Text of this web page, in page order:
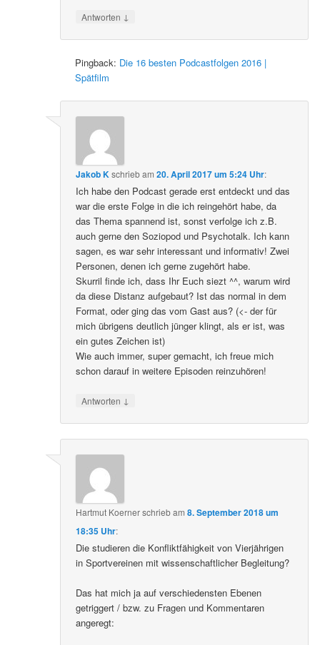
Antworten ↓
Pingback: Die 16 besten Podcastfolgen 2016 |
Spätfilm
Jakob Kschriebam20. April 2017 um 5:24 Uhr:
Ich habe den Podcast gerade erst entdeckt und das
war die erste Folge in die ich reingehört habe, da
das Thema spannend ist, sonst verfolge ich z.B.
auch gerne den Soziopod und Psychotalk. Ich kann
sagen, es war sehr interessant und informativ! Zwei
Personen, denen ich gerne zugehört habe.
Skurril finde ich, dass Ihr Euch siezt ^^, warum wird
da diese Distanz aufgebaut? Ist das normal in dem
Format, oder ging das vom Gast aus? (<- der für
mich übrigens deutlich jünger klingt, als er ist, was
ein gutes Zeichen ist)
Wie auch immer, super gemacht, ich freue mich
schon darauf in weitere Episoden reinzuhören!
Antworten ↓
Hartmut Koernerschriebam8. September 2018 um
18:35 Uhr:
Die studieren die Konfliktfähigkeit von Vierjährigen
in Sportvereinen mit wissenschaftlicher Begleitung?
Das hat mich ja auf verschiedensten Ebenen
getriggert / bzw. zu Fragen und Kommentaren
angeregt: